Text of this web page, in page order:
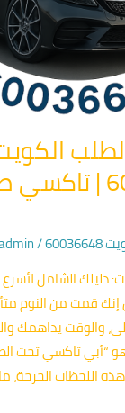
الآن 60036648
/
دليلك الشامل
إنك قمت من النوم
والوقت يداهمك
“أبي تاكسي تحت
اللحظات الحرجة،